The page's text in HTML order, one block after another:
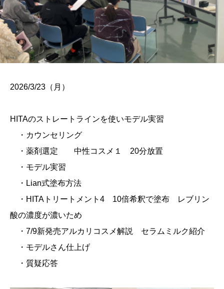
2026/3/23（月）
HITAのストレートラインを使いモデル実習
・カウンセリング
・薬剤選定 中性コスメ１ 20分放置
・モデル実習
・Lian式塗布方法
・HITAトリートメント4 10倍希釈で塗布 レブリン
酸の濃度が濃いため
・7/9新発売アルカリコスメ解説 セラムミルク紹介
・モデルさん仕上げ
・質疑応答